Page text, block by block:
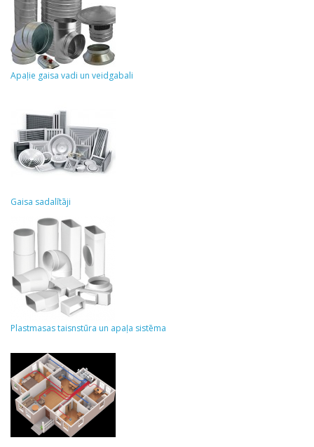
Apaļie gaisa vadi un veidgabali
Gaisa sadalītāji
Plastmasas taisnstūra un apaļa sistēma